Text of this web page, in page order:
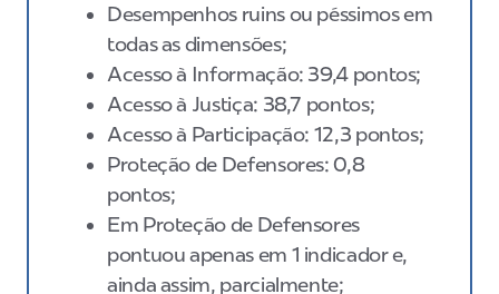
Desempenhos ruins ou péssimos em
todas as dimensões;
Acesso à Informação: 39,4 pontos;
Acesso à Justiça: 38,7 pontos;
Acesso à Participação: 12,3 pontos;
Proteção de Defensores: 0,8
pontos;
Em Proteção de Defensores
pontuou apenas em 1 indicador e,
ainda assim, parcialmente;